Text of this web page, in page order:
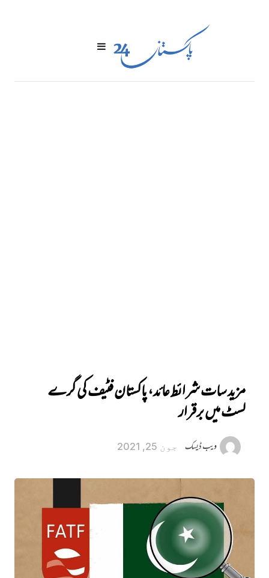
مزید سات شرائط عائد، پاکستان فٹیف کی گرے
لسٹ میں برقرار
ویب ڈیسک جون 25, 2021